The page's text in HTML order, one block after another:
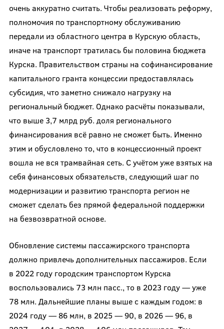
очень аккуратно считать. Чтобы реализовать реформу,
полномочия по транспортному обслуживанию
передали из областного центра в Курскую область,
иначе на транспорт тратилась бы половина бюджета
Курска. Правительством страны на софинансирование
капитального гранта концессии предоставлялась
субсидия, что заметно снижало нагрузку на
региональный бюджет. Однако расчёты показывали,
что выше 3,7 млрд руб. доля регионального
финансирования всё равно не сможет быть. Именно
этим и обусловлено то, что в концессионный проект
вошла не вся трамвайная сеть. С учётом уже взятых на
себя финансовых обязательств, следующий шаг по
модернизации и развитию транспорта регион не
сможет сделать без прямой федеральной поддержки
на безвозвратной основе.
Обновление системы пассажирского транспорта
должно привлечь дополнительных пассажиров. Если
в 2022 году городским транспортом Курска
воспользовались 73 млн пасс., то в 2023 году — уже
78 млн. Дальнейшие планы выше с каждым годом: в
2024 году — 86 млн, в 2025 — 90, в 2026 — 96, в